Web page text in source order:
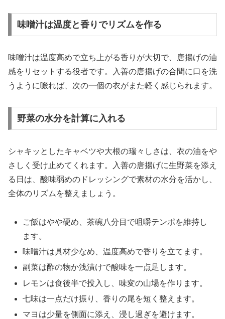
味噌汁は温度と香りでリズムを作る
味噌汁は温度高めで立ち上がる香りが大切で、唐揚げの油
感をリセットする役者です。入善の唐揚げの合間に口を洗
うように啜れば、次の一個の衣がまた軽く感じられます。
野菜の水分を計算に入れる
シャキッとしたキャベツや大根の瑞々しさは、衣の油をや
さしく受け止めてくれます。入善の唐揚げに生野菜を添え
る日は、酸味弱めのドレッシングで素材の水分を活かし、
全体のリズムを整えましょう。
ご飯はやや硬め、茶碗八分目で咀嚼テンポを維持し
ます。
味噌汁は具材少なめ、温度高めで香りを立てます。
副菜は酢の物か浅漬けで酸味を一点足します。
レモンは食後半で投入し、味変の山場を作ります。
七味は一点だけ振り、香りの尾を短く整えます。
マヨは少量を側面に添え、浸し過ぎを避けます。